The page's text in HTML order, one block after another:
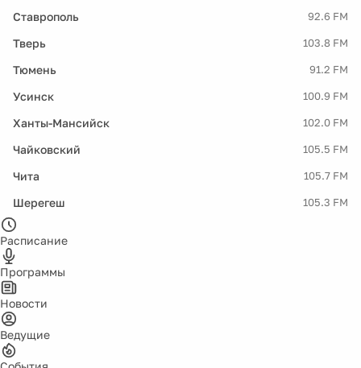
Ставрополь 92.6 FM
Тверь 103.8 FM
Тюмень 91.2 FM
Усинск 100.9 FM
Ханты-Мансийск 102.0 FM
Чайковский 105.5 FM
Чита 105.7 FM
Шерегеш 105.3 FM
Расписание
Программы
Новости
Ведущие